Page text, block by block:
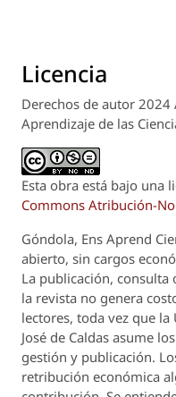
Licencia
Derechos de autor 2024
Aprendizaje de las
Esta obra está bajo una
Commons Atribución-
Góndola, Ens Aprend
abierto, sin cargos
La publicación, consulta
la revista no genera
lectores, toda vez que
José de Caldas asume
gestión y publicación.
retribución económica